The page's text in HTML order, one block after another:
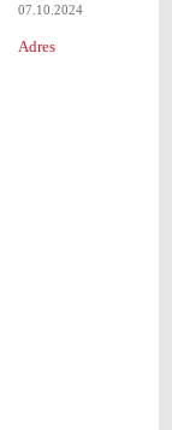
07.10.2024
Adres